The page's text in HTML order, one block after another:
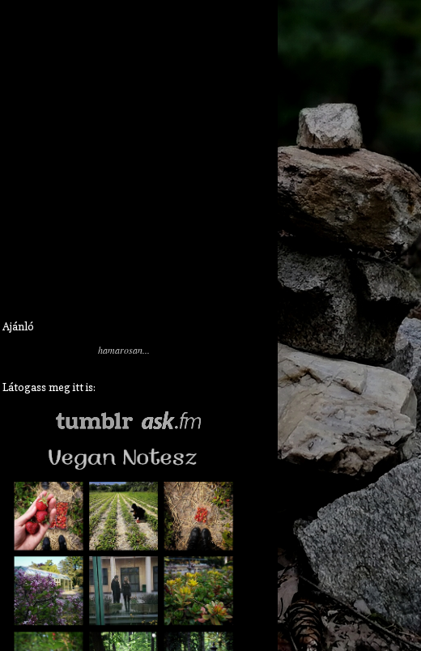
Ajánló
hamarosan...
Látogass meg itt is: